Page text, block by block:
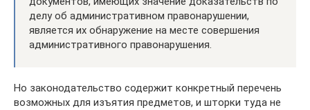
делу об административном правонарушении,
является их обнаружение на месте совершения
административного правонарушения.
Но законодательство содержит конкретный перечень
возможных для изъятия предметов, и шторки туда не